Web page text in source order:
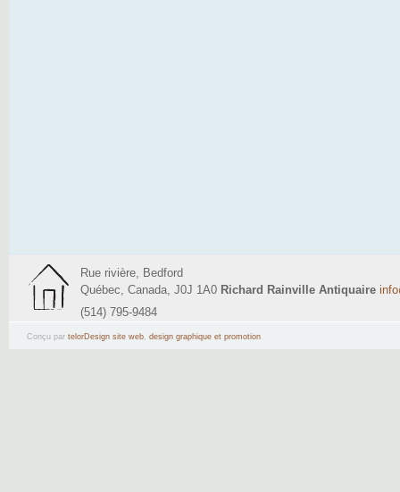
Rue rivière, Bedford
Québec, Canada, J0J 1A0 Richard Rainville Antiquaire
(514) 795-9484
Conçu par telorDesign site web, design graphique et promotion